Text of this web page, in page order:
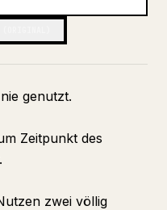
genutzt.
Zeitpunkt des
zwei völlig